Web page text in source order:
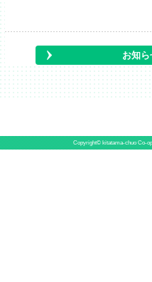
お知
Copyright© kitatama-chuo Co-